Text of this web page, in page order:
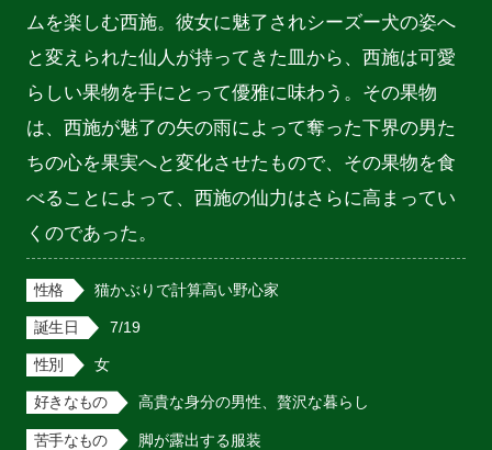
ムを楽しむ西施。彼女に魅了されシーズー犬の姿へ
と変えられた仙人が持ってきた皿から、西施は可愛
らしい果物を手にとって優雅に味わう。その果物
は、西施が魅了の矢の雨によって奪った下界の男た
ちの心を果実へと変化させたもので、その果物を食
べることによって、西施の仙力はさらに高まってい
くのであった。
性格 猫かぶりで計算高い野心家
誕生日 7/19
性別 女
好きなもの 高貴な身分の男性、贅沢な暮らし
苦手なもの 脚が露出する服装